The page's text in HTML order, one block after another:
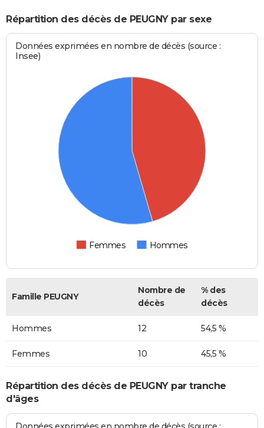
Répartition des décès de PEUGNY par sexe
Données exprimées en nombre de décès (source :
Insee)
Femmes Hommes
Famille PEUGNY
Nombre de
décès
% des
décès
Hommes 12 54,5 %
Femmes 10 45,5 %
Répartition des décès de PEUGNY par tranche
d'âges